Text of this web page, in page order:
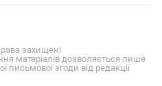
захищені
матеріалів дозволяється лише
згоди від редакції